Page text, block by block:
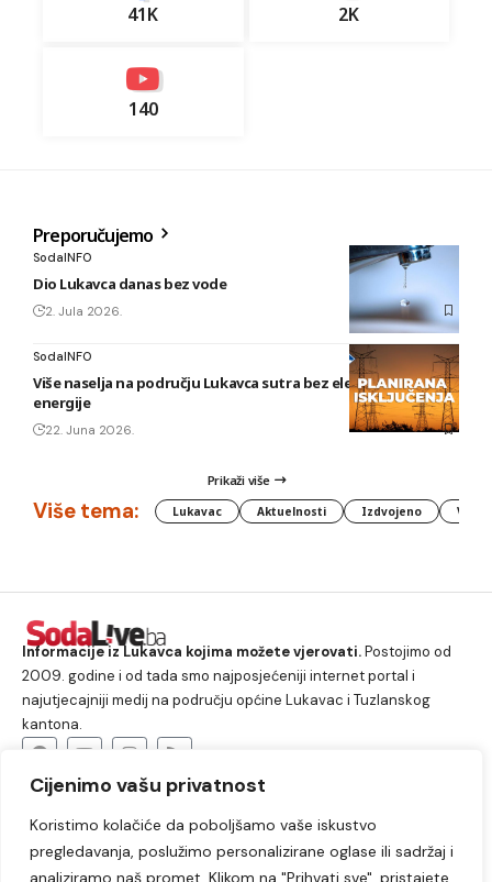
Cijenimo vašu privatnost
Koristimo kolačiće da poboljšamo vaše iskustvo
pregledavanja, poslužimo personalizirane oglase ili sadržaj i
analiziramo naš promet. Klikom na "Prihvati sve", pristajete
41K 2K
140
Preporučujemo
SodaINFO
Dio Lukavca danas bez vode
2. Jula 2026.
SodaINFO
Više naselja na području Lukavca sutra bez električne
energije
22. Juna 2026.
Prikaži više
Više tema: Lukavac Aktuelnosti Izdvojeno
Informacije iz Lukavca kojima možete vjerovati.Postojimo od
2009. godine i od tada smo najposjećeniji internet portal i
najutjecajniji medij na području općine Lukavac i Tuzlanskog
kantona.
Lukavac Društvo Crna hronika
Sport
Kultura
Kolumne Slobodno vrijeme